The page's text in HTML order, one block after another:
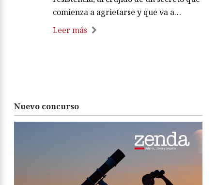
comienza a agrietarse y que va a…
Leer más
Nuevo concurso